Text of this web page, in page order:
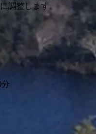
調整します。